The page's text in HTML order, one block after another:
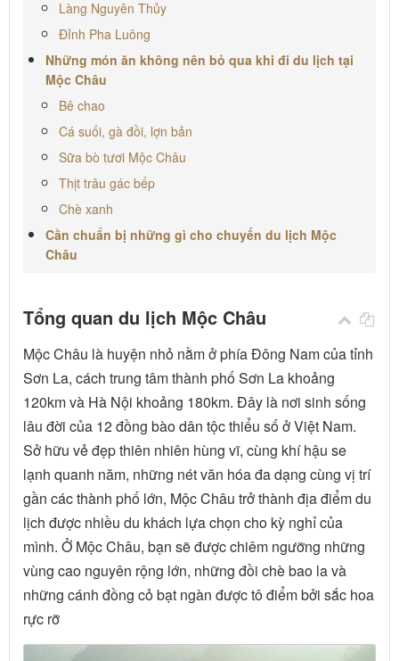
Làng Nguyên Thủy
Đỉnh Pha Luông
Những món ăn không nên bỏ qua khi đi du lịch tại
Mộc Châu
Bê chao
Cá suối, gà đồi, lợn bản
Sữa bò tươi Mộc Châu
Thịt trâu gác bếp
Chè xanh
Cần chuẩn bị những gì cho chuyến du lịch Mộc
Châu
Tổng quan du lịch Mộc Châu
Mộc Châu là huyện nhỏ nằm ở phía Đông Nam của tỉnh
Sơn La, cách trung tâm thành phố Sơn La khoảng
120km và Hà Nội khoảng 180km. Đây là nơi sinh sống
lâu đời của 12 đồng bào dân tộc thiểu số ở Việt Nam.
Sở hữu vẻ đẹp thiên nhiên hùng vĩ, cùng khí hậu se
lạnh quanh năm, những nét văn hóa đa dạng cùng vị trí
gần các thành phố lớn, Mộc Châu trở thành địa điểm du
lịch được nhiều du khách lựa chọn cho kỳ nghỉ của
mình. Ở Mộc Châu, bạn sẽ được chiêm ngưỡng những
vùng cao nguyên rộng lớn, những đồi chè bao la và
những cánh đồng cỏ bạt ngàn được tô điểm bởi sắc hoa
rực rỡ